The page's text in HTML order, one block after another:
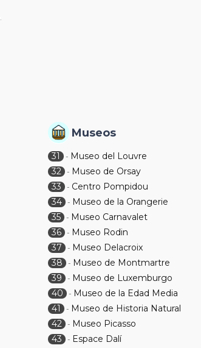
Museos
31 - Museo del Louvre
32 - Museo de Orsay
33
- Centro Pompidou
34 - Museo de la Orangerie
35 - Museo Carnavalet
36 - Museo Rodin
37
- Museo Delacroix
38
- Museo de Montmartre
39
- Museo de Luxemburgo
40
- Museo de la Edad Media
41
- Museo de Historia Natural
42 - Museo Picasso
43
- Espace Dalí